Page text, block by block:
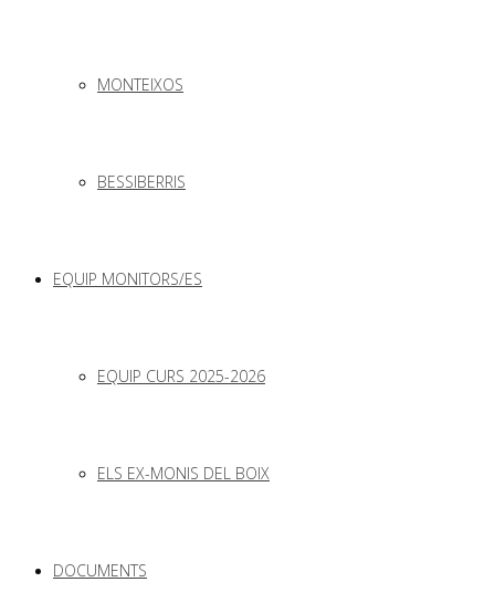
MONTEIXOS
BESSIBERRIS
EQUIP MONITORS/ES
EQUIP CURS 2025-2026
ELS EX-MONIS DEL BOIX
DOCUMENTS